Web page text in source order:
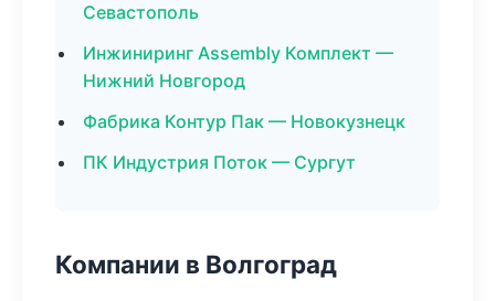
Севастополь
Инжиниринг Assembly Комплект —
Нижний Новгород
Фабрика Контур Пак — Новокузнецк
ПК Индустрия Поток — Сургут
Компании в Волгоград